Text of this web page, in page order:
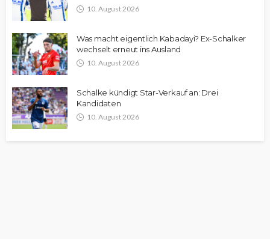
10. August 2026
Was macht eigentlich Kabadayi? Ex-Schalker
wechselt erneut ins Ausland
10. August 2026
Schalke kündigt Star-Verkauf an: Drei
Kandidaten
10. August 2026